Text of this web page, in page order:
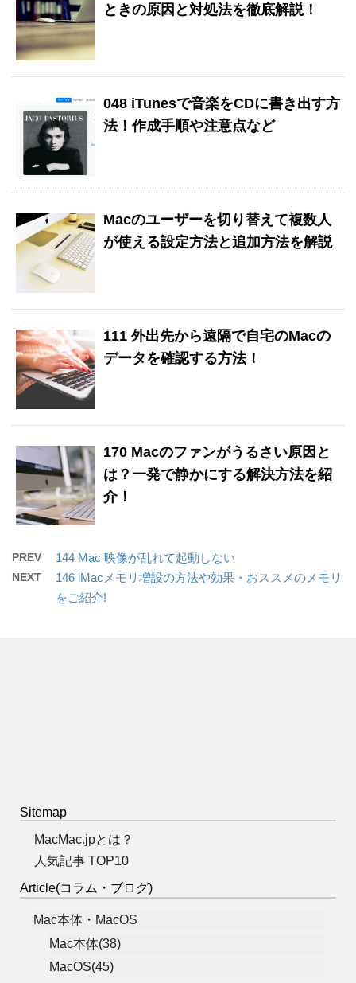
ときの原因と対処法を徹底解説！
048 iTunesで音楽をCDに書き出す方
法！作成手順や注意点など
Macのユーザーを切り替えて複数人
が使える設定方法と追加方法を解説
111 外出先から遠隔で自宅のMacの
データを確認する方法！
170 Macのファンがうるさい原因と
は？一発で静かにする解決方法を紹
介！
PREV 144 Mac 映像が乱れて起動しない
NEXT
146 iMacメモリ増設の方法や効果・おススメのメモリ
をご紹介!
Sitemap
MacMac.jpとは？
人気記事 TOP10
Article(コラム・ブログ)
Mac本体・MacOS
Mac本体(38)
MacOS(45)